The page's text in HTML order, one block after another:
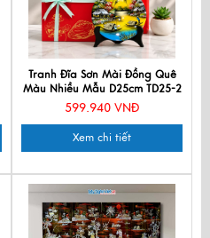
Tranh Đĩa Sơn Mài Đồng Quê
Màu Nhiều Mẫu D25cm TD25-2
599.940 VNĐ
Xem chi tiết